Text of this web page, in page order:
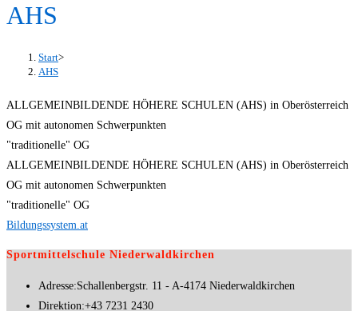
AHS
Start>
AHS
ALLGEMEINBILDENDE HÖHERE SCHULEN (AHS) in Oberösterreich
OG mit autonomen Schwerpunkten
"traditionelle" OG
ALLGEMEINBILDENDE HÖHERE SCHULEN (AHS) in Oberösterreich
OG mit autonomen Schwerpunkten
"traditionelle" OG
Bildungssystem.at
Sportmittelschule Niederwaldkirchen
Adresse:Schallenbergstr. 11 - A-4174 Niederwaldkirchen
Direktion:+43 7231 2430